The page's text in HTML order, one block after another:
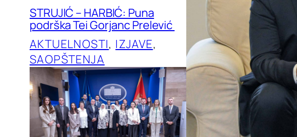
STRUJIĆ – HARBIĆ: Puna
podrška Tei Gorjanc Prelević
AKTUELNOSTI, IZJAVE
SAOPŠTENJA